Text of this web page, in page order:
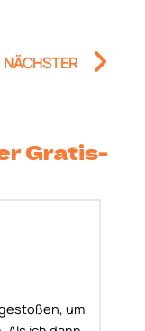
NÄCHSTER
Gratis-
um